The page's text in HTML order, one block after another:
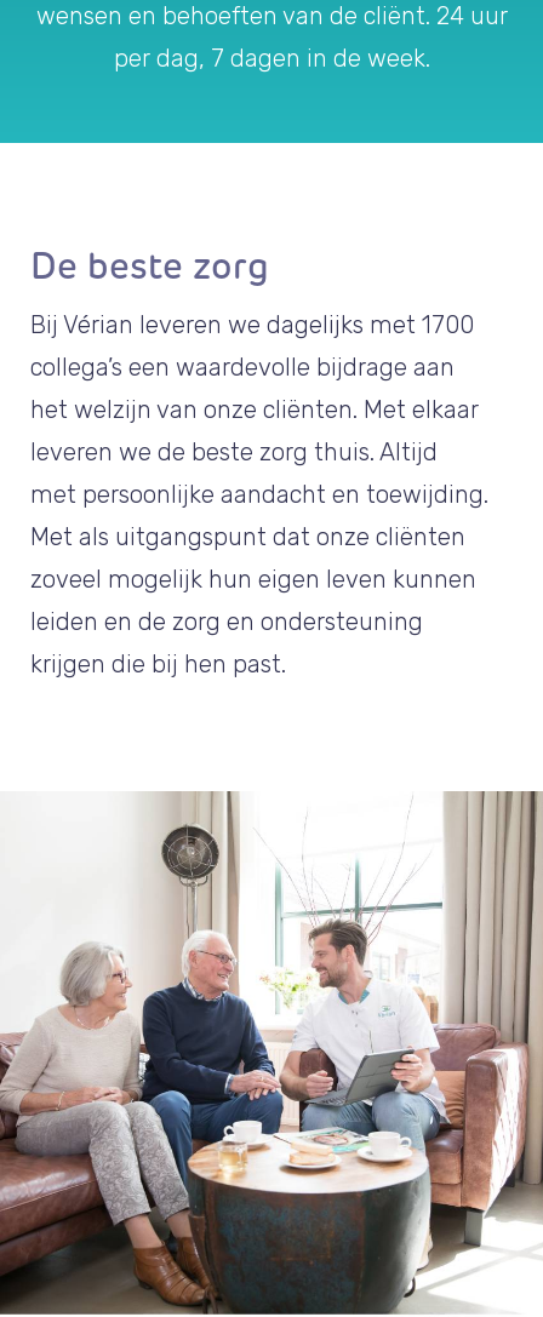
wensen en behoeften van de cliënt. 24 uur
per dag, 7 dagen in de week.
De beste zorg
Bij Vérian leveren we dagelijks met 1700
collega’s een waardevolle bijdrage aan
het welzijn van onze cliënten. Met elkaar
leveren we de beste zorg thuis. Altijd
met persoonlijke aandacht en toewijding.
Met als uitgangspunt dat onze cliënten
zoveel mogelijk hun eigen leven kunnen
leiden en de zorg en ondersteuning
krijgen die bij hen past.